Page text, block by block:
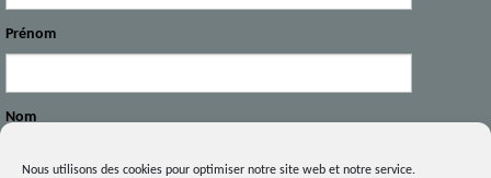
Nous utilisons des cookies pour optimiser notre site web et notre service.
Prénom
Nom